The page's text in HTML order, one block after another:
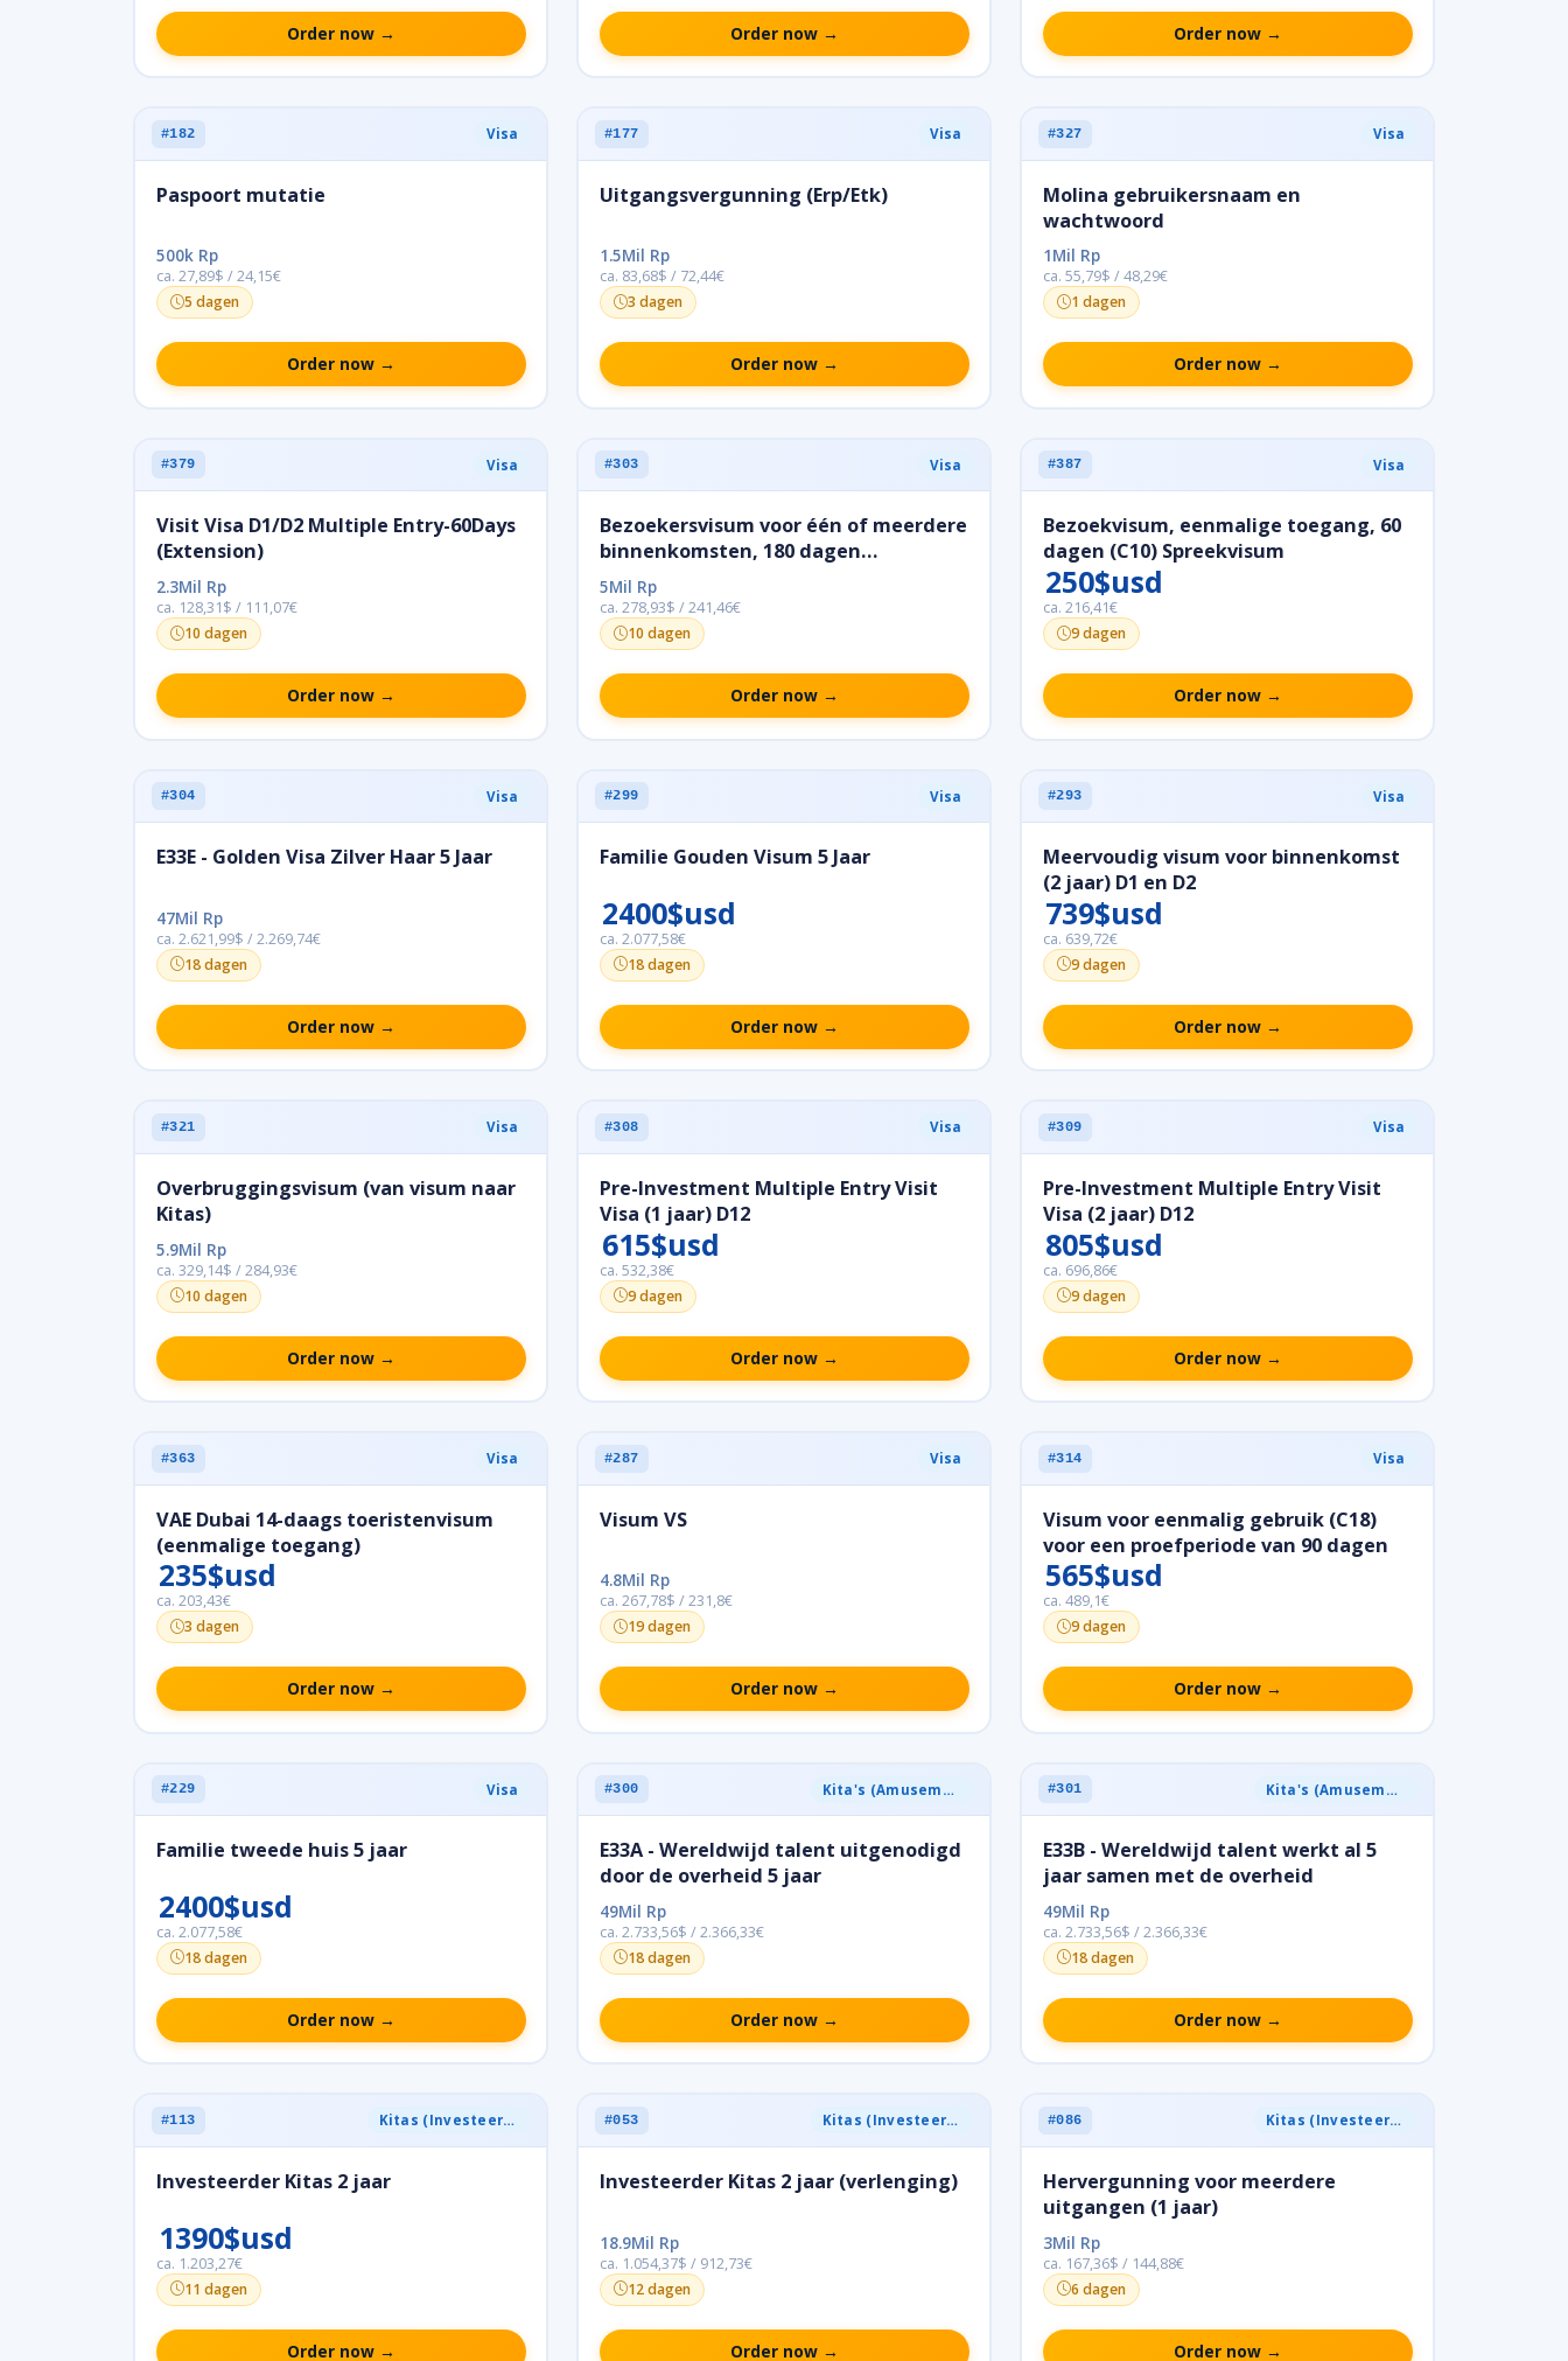
Order now → Order now → Order now →
#182 Visa
Paspoort mutatie
500k Rp
ca. 27,89$ / 24,15€
5 dagen
Order now →
#177 Visa
Uitgangsvergunning (Erp/Etk)
1.5Mil Rp
ca. 83,68$ / 72,44€
3 dagen
Order now →
#327 Visa
Molina gebruikersnaam en
wachtwoord
1Mil Rp
ca. 55,79$ / 48,29€
1 dagen
Order now →
#379 Visa
Visit Visa D1/D2 Multiple Entry-60Days
(Extension)
2.3Mil Rp
ca. 128,31$ / 111,07€
10 dagen
Order now →
#303 Visa
Bezoekersvisum voor één of meerdere
binnenkomsten, 180 dagen
(verlenging mogelijk)
5Mil Rp
ca. 278,93$ / 241,46€
10 dagen
Order now →
#387 Visa
Bezoekvisum, eenmalige toegang, 60
dagen (C10) Spreekvisum
250$usd
ca. 216,41€
9 dagen
Order now →
#304 Visa
E33E - Golden Visa Zilver Haar 5 Jaar
47Mil Rp
ca. 2.621,99$ / 2.269,74€
18 dagen
Order now →
#299 Visa
Familie Gouden Visum 5 Jaar
2400$usd
ca. 2.077,58€
18 dagen
Order now →
#293 Visa
Meervoudig visum voor binnenkomst
(2 jaar) D1 en D2
739$usd
ca. 639,72€
9 dagen
Order now →
#321 Visa
Overbruggingsvisum (van visum naar
Kitas)
5.9Mil Rp
ca. 329,14$ / 284,93€
10 dagen
Order now →
#308 Visa
Pre-Investment Multiple Entry Visit
Visa (1 jaar) D12
615$usd
ca. 532,38€
9 dagen
Order now →
#309 Visa
Pre-Investment Multiple Entry Visit
Visa (2 jaar) D12
805$usd
ca. 696,86€
9 dagen
Order now →
#363 Visa
VAE Dubai 14-daags toeristenvisum
(eenmalige toegang)
235$usd
ca. 203,43€
3 dagen
Order now →
#287 Visa
Visum VS
4.8Mil Rp
ca. 267,78$ / 231,8€
19 dagen
Order now →
#314 Visa
Visum voor eenmalig gebruik (C18)
voor een proefperiode van 90 dagen
565$usd
ca. 489,1€
9 dagen
Order now →
#229 Visa
Familie tweede huis 5 jaar
2400$usd
ca. 2.077,58€
18 dagen
Order now →
#300 Kita's (Amusement)
E33A - Wereldwijd talent uitgenodigd
door de overheid 5 jaar
49Mil Rp
ca. 2.733,56$ / 2.366,33€
18 dagen
Order now →
#301 Kita's (Amusement)
E33B - Wereldwijd talent werkt al 5
jaar samen met de overheid
49Mil Rp
ca. 2.733,56$ / 2.366,33€
18 dagen
Order now →
#113 Kitas (Investeerder)
Investeerder Kitas 2 jaar
1390$usd
ca. 1.203,27€
11 dagen
Order now →
#053 Kitas (Investeerder)
Investeerder Kitas 2 jaar (verlenging)
18.9Mil Rp
ca. 1.054,37$ / 912,73€
12 dagen
Order now →
#086 Kitas (Investeerder)
Hervergunning voor meerdere
uitgangen (1 jaar)
3Mil Rp
ca. 167,36$ / 144,88€
6 dagen
Order now →